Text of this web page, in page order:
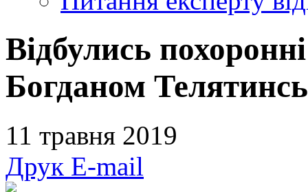
Відбулись
Богданом
11 травня 2019
Друк E-mail